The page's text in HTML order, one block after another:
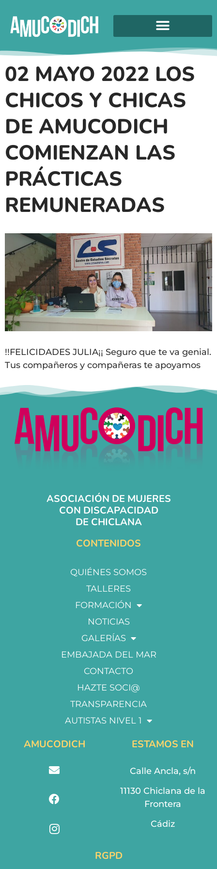
02 MAYO 2022 LOS
CHICOS Y CHICAS
DE AMUCODICH
COMIENZAN LAS
PRÁCTICAS
REMUNERADAS
!!FELICIDADES JULIA¡¡ Seguro que te va genial.
Tus compañeros y compañeras te apoyamos
ASOCIACIÓN DE MUJERES
CON DISCAPACIDAD
DE CHICLANA
CONTENIDOS
QUIÉNES SOMOS
TALLERES
FORMACIÓN
NOTICIAS
GALERÍAS
EMBAJADA DEL MAR
CONTACTO
HAZTE SOCI@
TRANSPARENCIA
AUTISTAS NIVEL 1
AMUCODICH ESTAMOS EN
Calle Ancla, s/n
11130 Chiclana de la
Frontera
Cádiz
RGPD